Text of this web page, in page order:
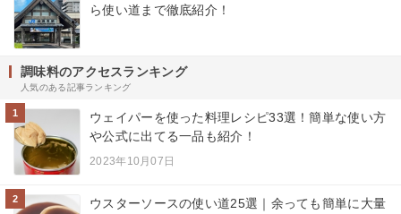
ら使い道まで徹底紹介！
調味料のアクセスランキング
人気のある記事ランキング
1
ウェイパーを使った料理レシピ33選！簡単な使い方
や公式に出てる一品も紹介！
2023年10月07日
2
ウスターソースの使い道25選｜余っても簡単に大量